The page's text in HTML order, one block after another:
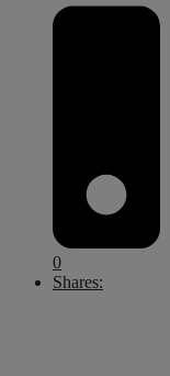
0
Shares: